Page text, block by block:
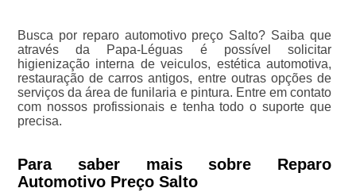
Busca por reparo automotivo preço Salto? Saiba que
através da Papa-Léguas é possível solicitar
higienização interna de veiculos, estética automotiva,
restauração de carros antigos, entre outras opções de
serviços da área de funilaria e pintura. Entre em contato
com nossos profissionais e tenha todo o suporte que
precisa.
Para saber mais sobre Reparo
Automotivo Preço Salto